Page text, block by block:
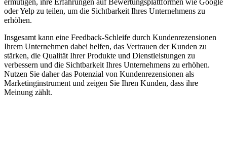
ermutigen, ihre Erfahrungen auf Bewertungsplattformen wie Google
oder Yelp zu teilen, um die Sichtbarkeit Ihres Unternehmens zu
erhöhen.
Insgesamt kann eine Feedback-Schleife durch Kundenrezensionen
Ihrem Unternehmen dabei helfen, das Vertrauen der Kunden zu
stärken, die Qualität Ihrer Produkte und Dienstleistungen zu
verbessern und die Sichtbarkeit Ihres Unternehmens zu erhöhen.
Nutzen Sie daher das Potenzial von Kundenrezensionen als
Marketinginstrument und zeigen Sie Ihren Kunden, dass ihre
Meinung zählt.